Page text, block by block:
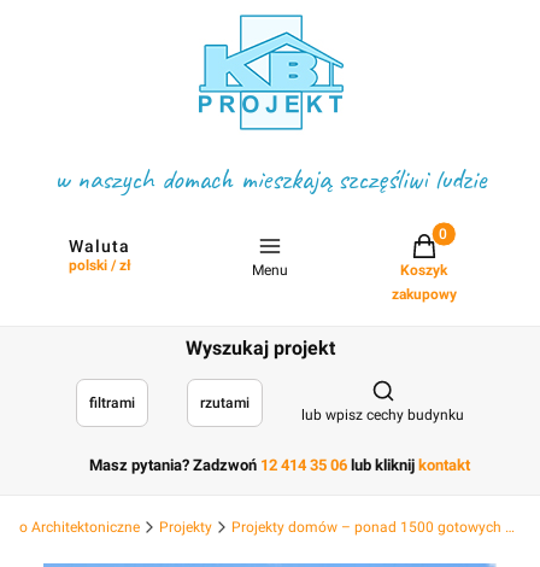
w naszych domach mieszkają szczęśliwi ludzie
Waluta
polski / zł Menu
Projekty w
Koszyk
zakupowy
Wyszukaj projekt
filtrami rzutami
Otwórz
lub wpisz cechy budynku
Masz pytania? Zadzwoń 12 414 35 06 lub kliknij kontakt
Architektoniczne Projekty Projekty domów – ponad 1500 gotowych projektów